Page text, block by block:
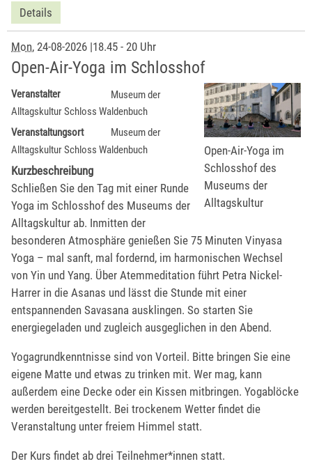
Details
Mon, 24-08-2026 |18.45 - 20 Uhr
Open-Air-Yoga im Schlosshof
Open-Air-Yoga im
Schlosshof des
Museums der
Alltagskultur
Veranstalter
Museum der
Alltagskultur Schloss Waldenbuch
Veranstaltungsort
Museum der
Alltagskultur Schloss Waldenbuch
Kurzbeschreibung
Schließen Sie den Tag mit einer Runde
Yoga im Schlosshof des Museums der
Alltagskultur ab. Inmitten der
besonderen Atmosphäre genießen Sie 75 Minuten Vinyasa
Yoga – mal sanft, mal fordernd, im harmonischen Wechsel
von Yin und Yang. Über Atemmeditation führt Petra Nickel-
Harrer in die Asanas und lässt die Stunde mit einer
entspannenden Savasana ausklingen. So starten Sie
energiegeladen und zugleich ausgeglichen in den Abend.
Yogagrundkenntnisse sind von Vorteil. Bitte bringen Sie eine
eigene Matte und etwas zu trinken mit. Wer mag, kann
außerdem eine Decke oder ein Kissen mitbringen. Yogablöcke
werden bereitgestellt. Bei trockenem Wetter findet die
Veranstaltung unter freiem Himmel statt.
Der Kurs findet ab drei Teilnehmer*innen statt.